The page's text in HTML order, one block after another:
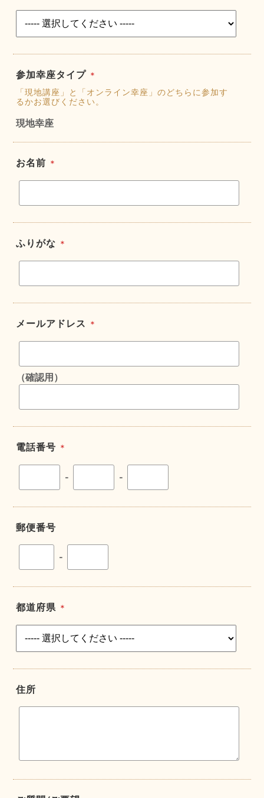
参加幸座タイプ ＊
「現地講座」と「オンライン幸座」のどちらに参加す
るかお選びください。
現地幸座
お名前 ＊
ふりがな ＊
メールアドレス ＊
（確認用）
電話番号 ＊
- -
郵便番号
-
都道府県 ＊
住所